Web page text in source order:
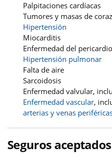
Palpitaciones cardíacas
Tumores y masas de
Hipertensión
Miocarditis
Enfermedad del pericardio
Hipertensión pulmonar
Falta de aire
Sarcoidosis
Enfermedad valvular,
Enfermedad vascular,
arterias y venas
Seguros aceptados